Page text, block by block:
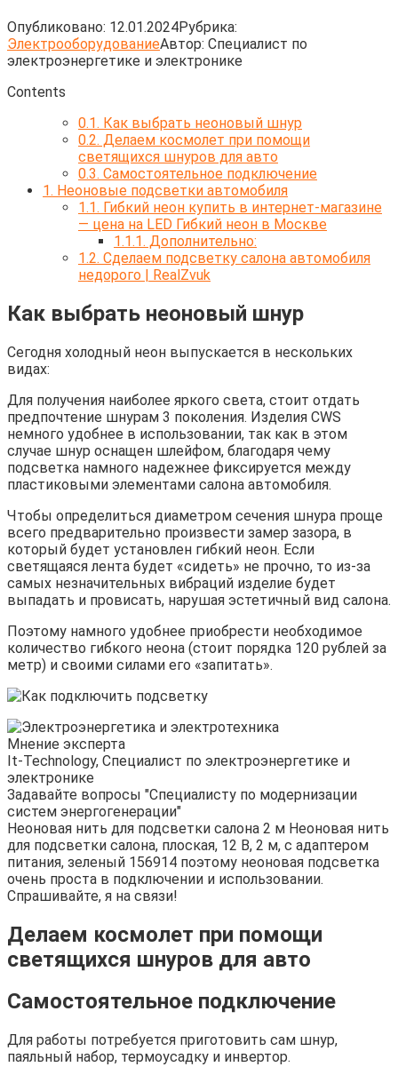
Опубликовано: 12.01.2024Рубрика:
ЭлектрооборудованиеАвтор: Cпециалист по
электроэнергетике и электронике
Contents
0.1. Как выбрать неоновый шнур
0.2. Делаем космолет при помощи
светящихся шнуров для авто
0.3. Самостоятельное подключение
1. Неоновые подсветки автомобиля
1.1. Гибкий неон купить в интернет-магазине
— цена на LED Гибкий неон в Москве
1.1.1. Дополнительно:
1.2. Сделаем подсветку салона автомобиля
недорого | RealZvuk
Как выбрать неоновый шнур
Сегодня холодный неон выпускается в нескольких
видах:
Для получения наиболее яркого света, стоит отдать
предпочтение шнурам 3 поколения. Изделия CWS
немного удобнее в использовании, так как в этом
случае шнур оснащен шлейфом, благодаря чему
подсветка намного надежнее фиксируется между
пластиковыми элементами салона автомобиля.
Чтобы определиться диаметром сечения шнура проще
всего предварительно произвести замер зазора, в
который будет установлен гибкий неон. Если
светящаяся лента будет «сидеть» не прочно, то из-за
самых незначительных вибраций изделие будет
выпадать и провисать, нарушая эстетичный вид салона.
Поэтому намного удобнее приобрести необходимое
количество гибкого неона (стоит порядка 120 рублей за
метр) и своими силами его «запитать».
Мнение эксперта
It-Technology, Cпециалист по электроэнергетике и
электронике
Задавайте вопросы "Специалисту по модернизации
систем энергогенерации"
Неоновая нить для подсветки салона 2 м Неоновая нить
для подсветки салона, плоская, 12 В, 2 м, с адаптером
питания, зеленый 156914 поэтому неоновая подсветка
очень проста в подключении и использовании.
Спрашивайте, я на связи!
Делаем космолет при помощи
светящихся шнуров для авто
Самостоятельное подключение
Для работы потребуется приготовить сам шнур,
паяльный набор, термоусадку и инвертор.